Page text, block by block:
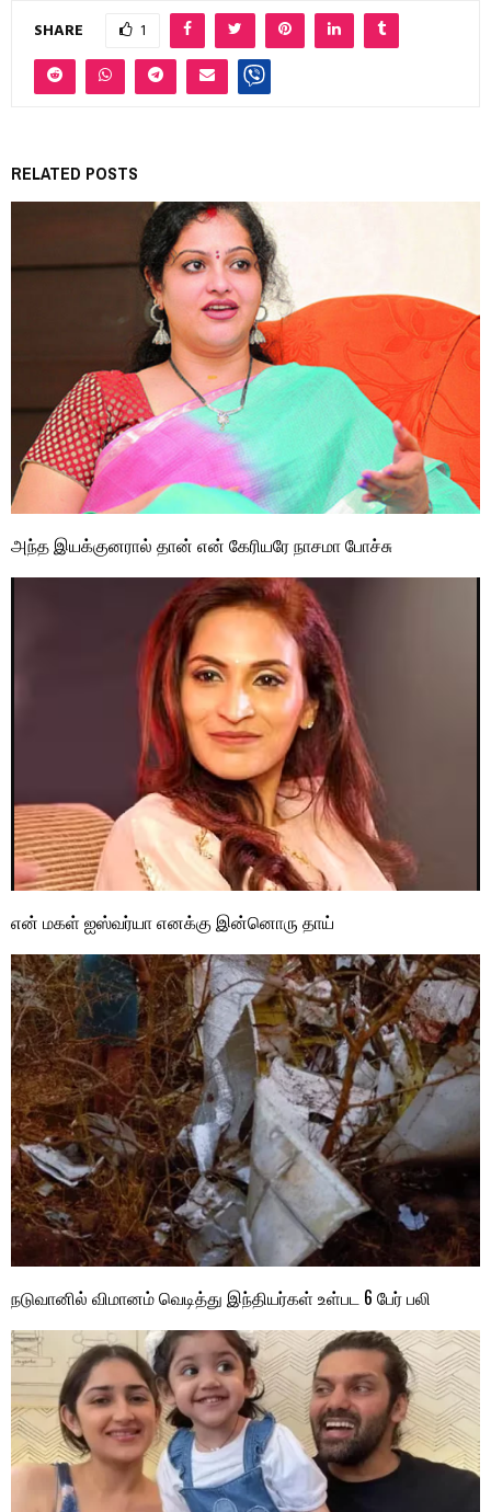
SHARE 1
RELATED POSTS
அந்த இயக்குனரால் தான் என் கேரியரே நாசமா போச்சு
என் மகள் ஐஸ்வர்யா எனக்கு இன்னொரு தாய்
நடுவானில் விமானம் வெடித்து இந்தியர்கள் உள்பட 6 பேர் பலி